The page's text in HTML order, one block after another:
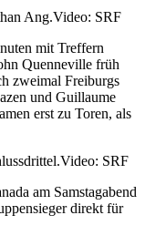
Ang.Video: SRF
mit Treffern
Quenneville früh
zweimal Freiburgs
und Guillaume
erst zu Toren, als
Video: SRF
am Samstagabend
direkt für